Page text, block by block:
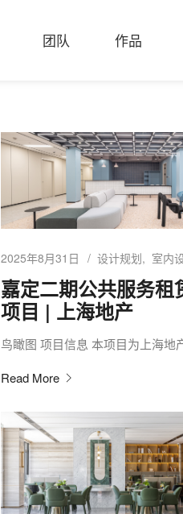
团队 作品
2025年8月31日 设计规划 室内
嘉定二期公共服务租
项目 | 上海地产
鸟瞰图 项目信息 本项目为上海
Read More